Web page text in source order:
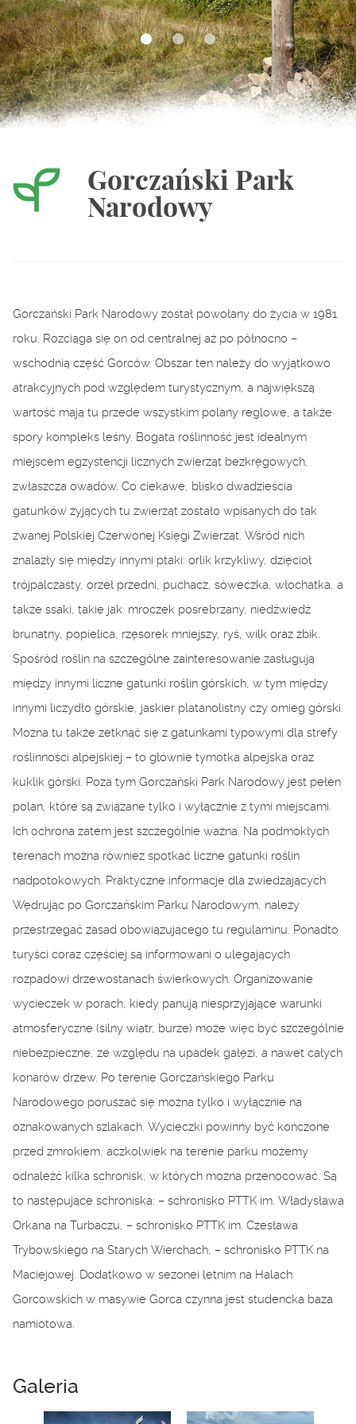
Gorczański Park
Narodowy
Gorczański Park Narodowy został powołany do życia w 1981
roku. Rozciąga się on od centralnej aż po północno –
wschodnią część Gorców. Obszar ten należy do wyjątkowo
atrakcyjnych pod względem turystycznym, a największą
wartość mają tu przede wszystkim polany reglowe, a także
spory kompleks leśny. Bogata roślinność jest idealnym
miejscem egzystencji licznych zwierząt bezkręgowych,
zwłaszcza owadów. Co ciekawe, blisko dwadzieścia
gatunków żyjących tu zwierząt zostało wpisanych do tak
zwanej Polskiej Czerwonej Księgi Zwierząt. Wśród nich
znalazły się między innymi ptaki: orlik krzykliwy, dzięcioł
trójpalczasty, orzeł przedni, puchacz, sóweczka, włochatka, a
także ssaki, takie jak: mroczek posrebrzany, niedźwiedź
brunatny, popielica, rzęsorek mniejszy, ryś, wilk oraz żbik.
Spośród roślin na szczególne zainteresowanie zasługują
między innymi liczne gatunki roślin górskich, w tym między
innymi liczydło górskie, jaskier platanolistny czy omieg górski.
Można tu także zetknąć się z gatunkami typowymi dla strefy
roślinności alpejskiej – to głównie tymotka alpejska oraz
kuklik górski. Poza tym Gorczański Park Narodowy jest pełen
polan, które są związane tylko i wyłącznie z tymi miejscami.
Ich ochrona zatem jest szczególnie ważna. Na podmokłych
terenach można również spotkać liczne gatunki roślin
nadpotokowych. Praktyczne informacje dla zwiedzających
Wędrując po Gorczańskim Parku Narodowym, należy
przestrzegać zasad obowiązującego tu regulaminu. Ponadto
turyści coraz częściej są informowani o ulegających
rozpadowi drzewostanach świerkowych. Organizowanie
wycieczek w porach, kiedy panują niesprzyjające warunki
atmosferyczne (silny wiatr, burze) może więc być szczególnie
niebezpieczne, ze względu na upadek gałęzi, a nawet całych
konarów drzew. Po terenie Gorczańskiego Parku
Narodowego poruszać się można tylko i wyłącznie na
oznakowanych szlakach. Wycieczki powinny być kończone
przed zmrokiem, aczkolwiek na terenie parku możemy
odnaleźć kilka schronisk, w których można przenocować. Są
to następujące schroniska: – schronisko PTTK im. Władysława
Orkana na Turbaczu, – schronisko PTTK im. Czesława
Trybowskiego na Starych Wierchach, – schronisko PTTK na
Maciejowej. Dodatkowo w sezonei letnim na Halach
Gorcowskich w masywie Gorca czynna jest studencka baza
namiotowa.
Galeria